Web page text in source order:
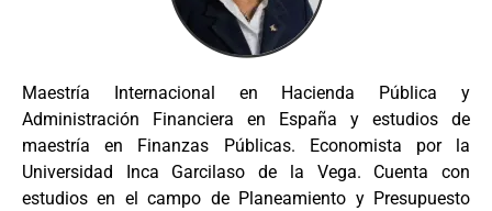
Maestría Internacional en Hacienda Pública y
Administración Financiera en España y estudios de
maestría en Finanzas Públicas. Economista por la
Universidad Inca Garcilaso de la Vega. Cuenta con
estudios en el campo de Planeamiento y Presupuesto